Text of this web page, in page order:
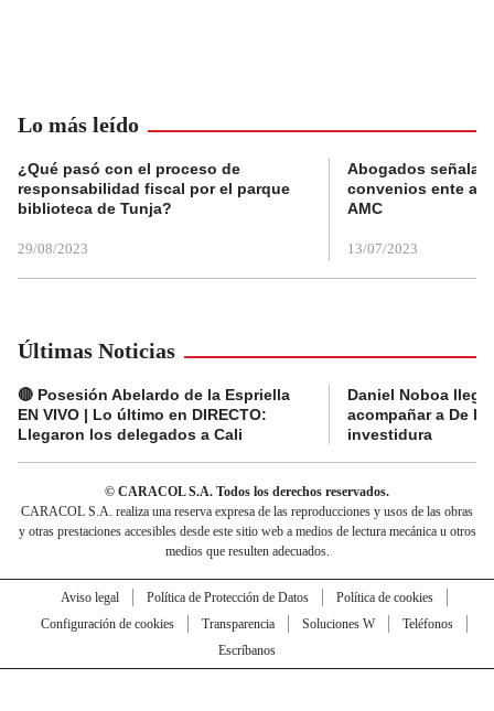
Lo más leído
¿Qué pasó con el proceso de
responsabilidad fiscal por el parque
biblioteca de Tunja?
29/08/2023
Abogados
convenios ente
AMC
13/07/2023
Últimas Noticias
🔴 Posesión Abelardo de la Espriella
EN VIVO | Lo último en DIRECTO:
Llegaron los delegados a Cali
Daniel Noboa llega
acompañar a De la
investidura
© CARACOL S.A. Todos los derechos reservados.
CARACOL S.A. realiza una reserva expresa de las reproducciones y usos de las obras
y otras prestaciones accesibles desde este sitio web a medios de lectura mecánica u otros
medios que resulten adecuados.
Aviso legal Política de Protección de Datos
Política de cookies
Configuración de cookies
Transparencia Soluciones W
Teléfonos
Escríbanos